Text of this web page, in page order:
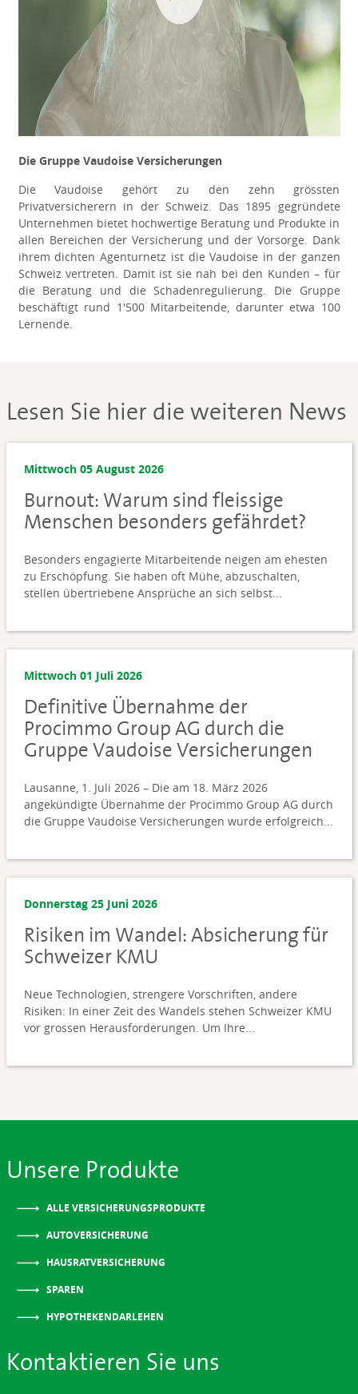
Die Gruppe Vaudoise Versicherungen
Die Vaudoise gehört zu den zehn grössten
Privatversicherern in der Schweiz. Das 1895 gegründete
Unternehmen bietet hochwertige Beratung und Produkte in
allen Bereichen der Versicherung und der Vorsorge. Dank
ihrem dichten Agenturnetz ist die Vaudoise in der ganzen
Schweiz vertreten. Damit ist sie nah bei den Kunden – für
die Beratung und die Schadenregulierung. Die Gruppe
beschäftigt rund 1'500 Mitarbeitende, darunter etwa 100
Lernende.
Lesen Sie hier die weiteren News
Mittwoch 05 August 2026
Burnout: Warum sind fleissige
Menschen besonders gefährdet?
Besonders engagierte Mitarbeitende neigen am ehesten
zu Erschöpfung. Sie haben oft Mühe, abzuschalten,
stellen übertriebene Ansprüche an sich selbst...
Mittwoch 01 Juli 2026
Definitive Übernahme der
Procimmo Group AG durch die
Gruppe Vaudoise Versicherungen
Lausanne, 1. Juli 2026 – Die am 18. März 2026
angekündigte Übernahme der Procimmo Group AG durch
die Gruppe Vaudoise Versicherungen wurde erfolgreich...
Donnerstag 25 Juni 2026
Risiken im Wandel: Absicherung für
Schweizer KMU
Neue Technologien, strengere Vorschriften, andere
Risiken: In einer Zeit des Wandels stehen Schweizer KMU
vor grossen Herausforderungen. Um Ihre...
Unsere Produkte
ALLE VERSICHERUNGSPRODUKTE
AUTOVERSICHERUNG
HAUSRATVERSICHERUNG
SPAREN
HYPOTHEKENDARLEHEN
Kontaktieren Sie uns